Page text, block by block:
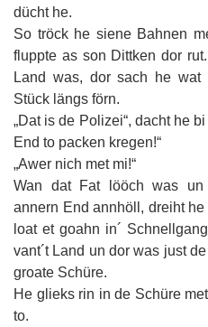
dücht he.
So tröck he siene Bahnen
fluppte as son Dittken dor
Land was, dor sach he
Stück längs förn.
„Dat is de Polizei“, dacht he
End to packen kregen!“
„Awer nich met mi!“
Wan dat Fat lööch was
annern End annhöll, dreiht
loat et goahn in´
vant´t Land un dor was just
groate Schüre.
He glieks rin in de Schüre
to.